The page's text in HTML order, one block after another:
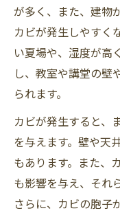
が多く、また、建物
カビが発生しやすく
い夏場や、湿度が高
し、教室や講堂の壁
られます。
カビが発生すると、
を与えます。壁や天
もあります。また、
も影響を与え、それ
さらに、カビの胞子